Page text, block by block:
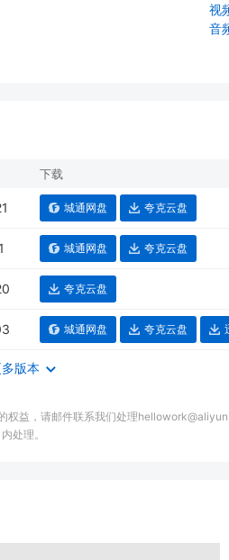
视
音
下载
城通网盘 夸克云盘
城通网盘 夸克云盘
夸克云盘
城通网盘 夸克云盘
版本
权益，请邮件联系我们处理
内处理。